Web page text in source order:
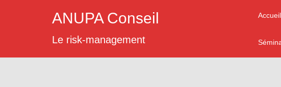
ANUPA Conseil
Le risk-management
Accueil